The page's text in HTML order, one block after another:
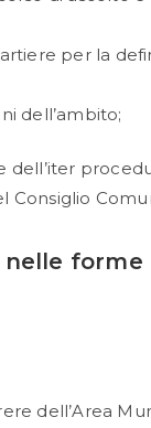
per la
dell’ambito;
dell’iter
Consiglio
forme
dell’Area